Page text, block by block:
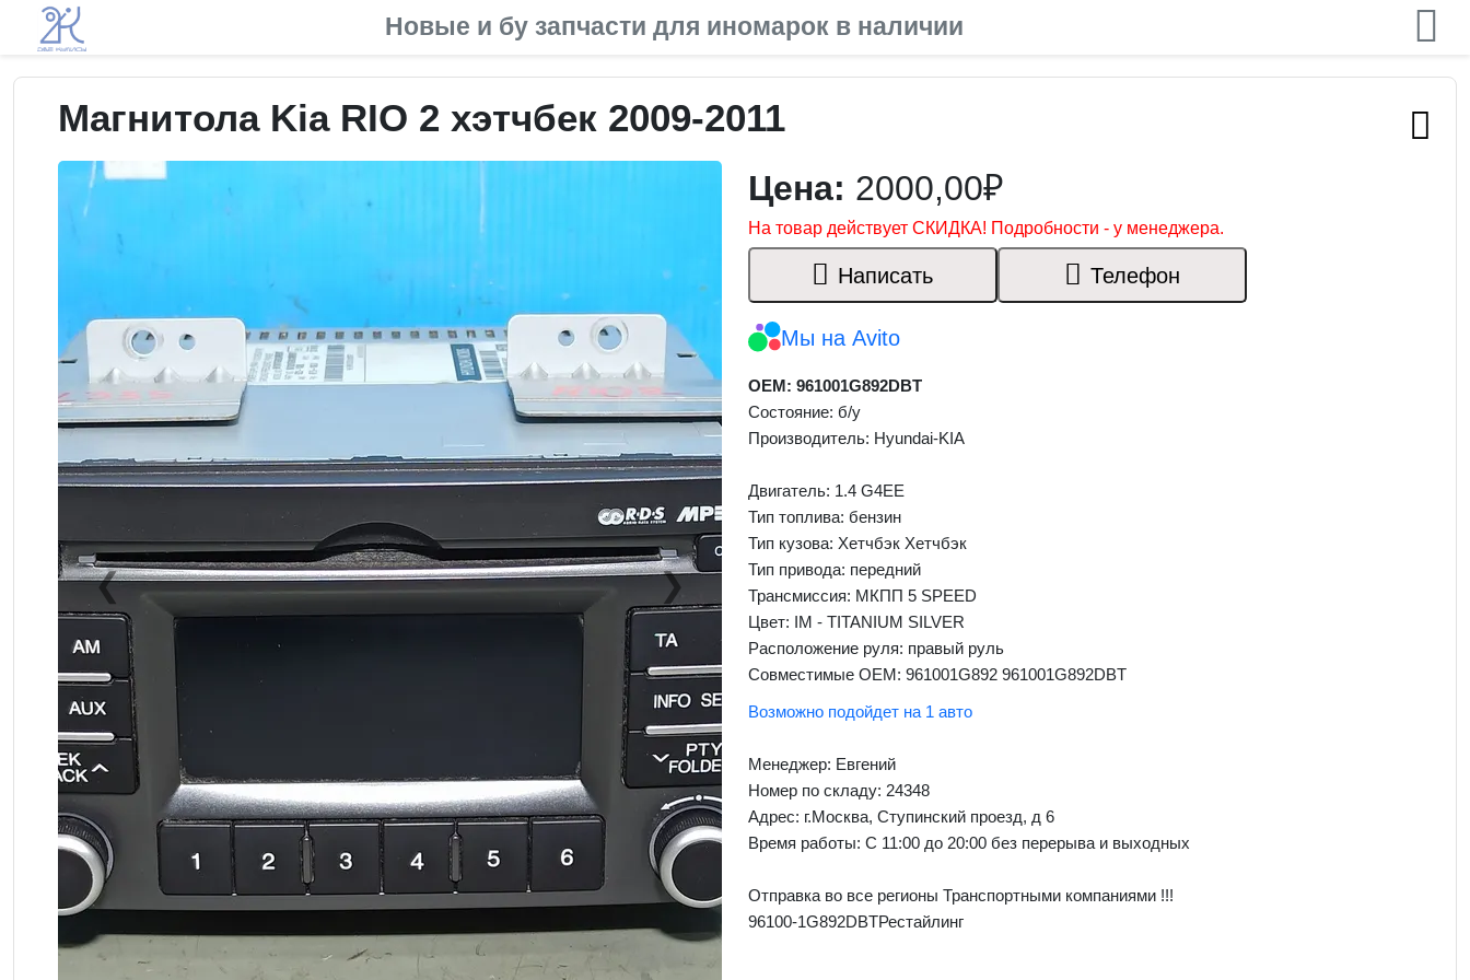
Новые и бу запчасти для иномарок в наличии
Магнитола Kia RIO 2 хэтчбек 2009-2011
❮Previous ❯
Next
Цена: 2000,00₽
На товар действует СКИДКА! Подробности - у менеджера.
Написать Телефон
Мы на Avito
OEM: 961001G892DBT
Состояние: б/у
Производитель: Hyundai-KIA
Двигатель: 1.4 G4EE
Тип топлива: бензин
Тип кузова: Хетчбэк Хетчбэк
Тип привода: передний
Трансмиссия: МКПП 5 SPEED
Цвет: IM - TITANIUM SILVER
Расположение руля: правый руль
Совместимые OEM: 961001G892 961001G892DBT
Возможно подойдет на 1 авто
Менеджер: Евгений
Номер по складу: 24348
Адрес: г.Москва, Ступинский проезд, д 6
Время работы: С 11:00 до 20:00 без перерыва и выходных
Отправка во все регионы Транспортными компаниями !!!
96100-1G892DBTРестайлинг